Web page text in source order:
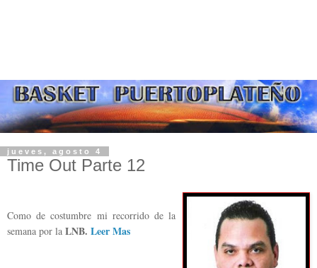
jueves, agosto 4
Time Out Parte 12
Como de costumbre mi recorrido de la
semana por la LNB. Leer Mas